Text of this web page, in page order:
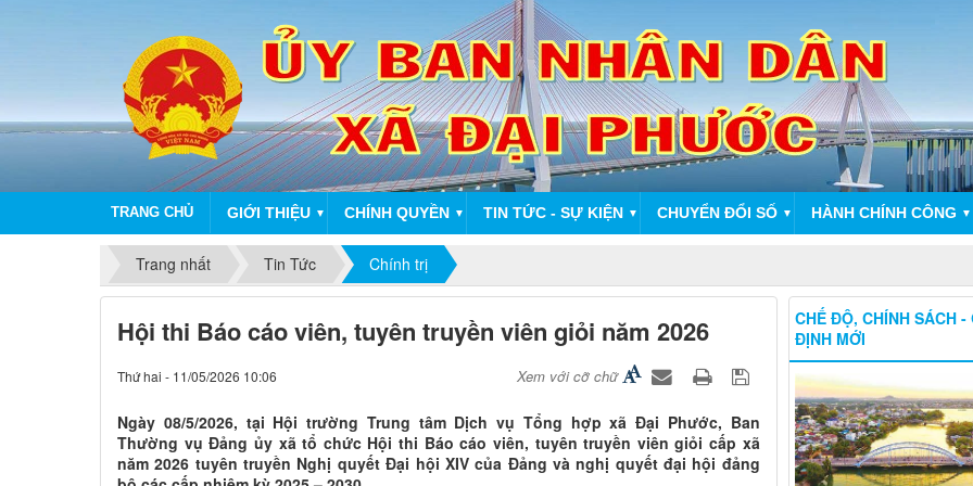
TRANG CHỦ GIỚI THIỆU ▼ CHÍNH QUYỀN ▼ TIN TỨC - SỰ KIỆN ▼ CHUYỂN ĐỔI SỐ ▼ HÀNH CHÍNH CÔNG ▼
Trang nhất Tin Tức Chính trị
Hội thi Báo cáo viên, tuyên truyền viên giỏi năm 2026
Thứ hai - 11/05/2026 10:06 Xem với cỡ chữ
Ngày 08/5/2026, tại Hội trường Trung tâm Dịch vụ Tổng hợp xã Đại Phước, Ban
Thường vụ Đảng ủy xã tổ chức Hội thi Báo cáo viên, tuyên truyền viên giỏi cấp xã
năm 2026 tuyên truyền Nghị quyết Đại hội XIV của Đảng và nghị quyết đại hội đảng
CHẾ ĐỘ, CHÍNH SÁCH -
ĐỊNH MỚI